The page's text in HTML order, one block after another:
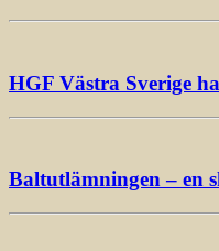
HGF Västra Sverige
Baltutlämningen – en